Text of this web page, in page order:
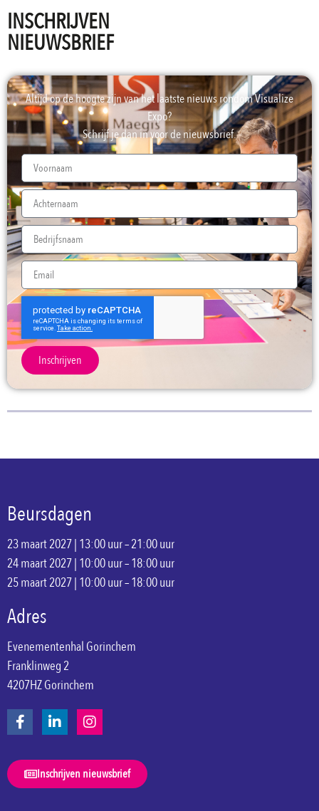
INSCHRIJVEN
NIEUWSBRIEF
Altijd op de hoogte zijn van het laatste nieuws rondom Visualize
Expo?
Schrijf je dan in voor de nieuwsbrief.
Inschrijven
Beursdagen
23 maart 2027 | 13:00 uur – 21:00 uur
24 maart 2027 | 10:00 uur – 18:00 uur
25 maart 2027 | 10:00 uur – 18:00 uur
Adres
Evenementenhal Gorinchem
Franklinweg 2
4207HZ Gorinchem
Inschrijven nieuwsbrief